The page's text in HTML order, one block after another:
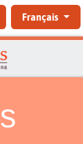
Français